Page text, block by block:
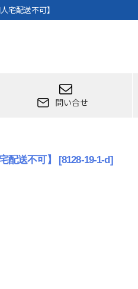
宅配送不可】
問い合せ
配送不可】 [8128-19-1-d]